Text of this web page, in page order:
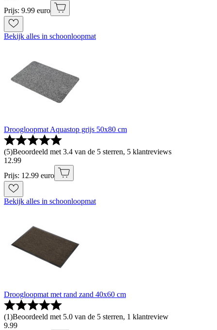
Prijs: 9.99 euro
Bekijk alles in schoonloopmat
Droogloopmat Aquastop grijs 50x80 cm
(5)Beoordeeld met 3.4 van de 5 sterren, 5 klantreviews
12.99
Prijs: 12.99 euro
Bekijk alles in schoonloopmat
Droogloopmat met rand zand 40x60 cm
(1)Beoordeeld met 5.0 van de 5 sterren, 1 klantreview
9.99